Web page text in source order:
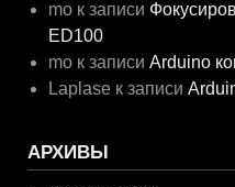
mo к записи
ED100
mo к записиArduino
Laplase к записи
АРХИВЫ